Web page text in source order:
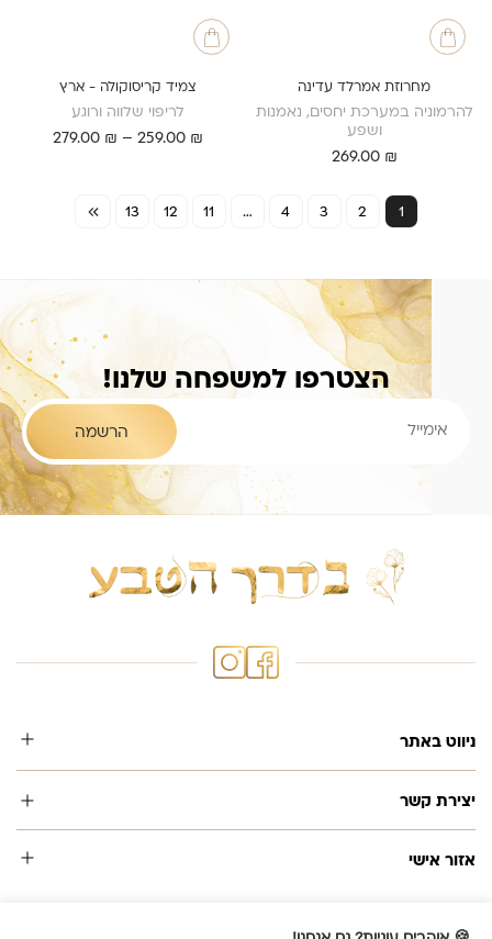
מחרוזת אמרלד עדינה
להרמוניה במערכת יחסים, נאמנות
ושפע
269.00 ₪
צמיד קריסוקולה - ארץ
לריפוי שלווה ורוגע
259.00 ₪
–
279.00 ₪
טווח
1
2
3
4
…
11
12
13
הצטרפו למשפחה שלנו!
ניווט באתר
יצירת קשר
אזור אישי